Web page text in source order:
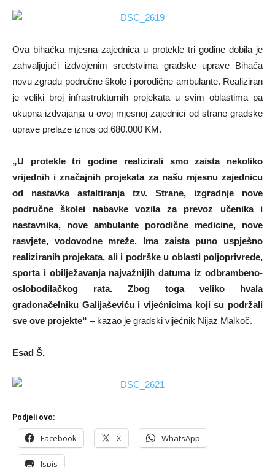
Ova bihaćka mjesna zajednica u protekle tri godine dobila je
zahvaljujući izdvojenim sredstvima gradske uprave Bihaća
novu zgradu područne škole i porodične ambulante. Realiziran
je veliki broj infrastrukturnih projekata u svim oblastima pa
ukupna izdvajanja u ovoj mjesnoj zajednici od strane gradske
uprave prelaze iznos od 680.000 KM.
„U protekle tri godine realizirali smo zaista nekoliko
vrijednih i značajnih projekata za našu mjesnu zajednicu
od nastavka asfaltiranja tzv. Strane, izgradnje nove
područne školei nabavke vozila za prevoz učenika i
nastavnika, nove ambulante porodične medicine, nove
rasvjete, vodovodne mreže. Ima zaista puno uspješno
realiziranih projekata, ali i podrške u oblasti poljoprivrede,
sporta i obilježavanja najvažnijih datuma iz odbrambeno-
oslobodilačkog rata. Zbog toga veliko hvala
gradonačelniku Galijaševiću i vijećnicima koji su podržali
sve ove projekte“ – kazao je gradski vijećnik Nijaz Malkoč.
Esad Š.
Podjeli ovo:
Facebook X WhatsApp
Ispis